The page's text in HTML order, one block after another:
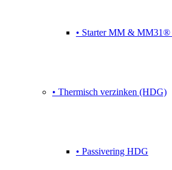
• Starter MM & MM31®
• Thermisch verzinken (HDG)
• Passivering HDG